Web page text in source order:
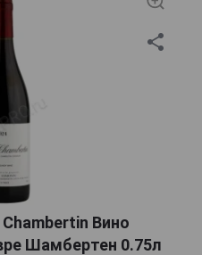
Вино
Шамбертен 0.75л